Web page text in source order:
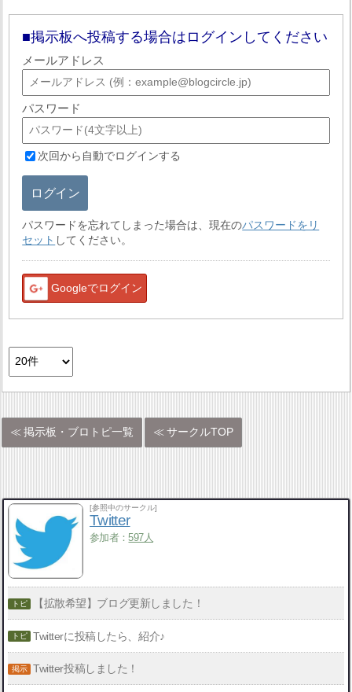
掲示板へ投稿する場合はログインしてください
メールアドレス
パスワード
次回から自動でログインする
ログイン
パスワードを忘れてしまった場合は、現在のパスワードをリ
セット してください。
Googleでログイン
掲示板・ブロトピ一覧 サークルTOP
[参照中のサークル]
Twitter
参加者：597人
【拡散希望】ブログ更新しました！
Twitterに投稿したら、紹介♪
Twitter投稿しました！